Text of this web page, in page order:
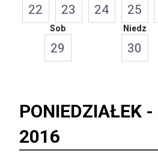
22 23 24 25
Sob
29
Niedz
30
PONIEDZIAŁEK -
2016